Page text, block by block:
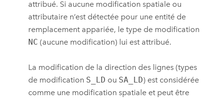
attribué. Si aucune modification spatiale ou
attributaire n’est détectée pour une entité de
remplacement appariée, le type de modification
NC (aucune modification) lui est attribué.
La modification de la direction des lignes (types
de modification S_LD ou SA_LD) est considérée
comme une modification spatiale et peut être